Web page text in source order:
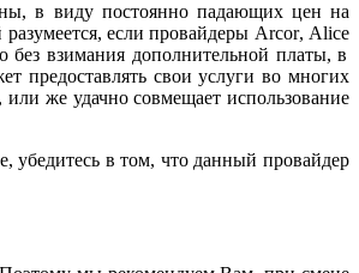
в виду постоянно падающих цен на
если провайдеры Arcor, Alice
без взимания дополнительной платы, в
предоставлять свои услуги во многих
или же удачно совмещает использование
убедитесь в том, что данный провайдер